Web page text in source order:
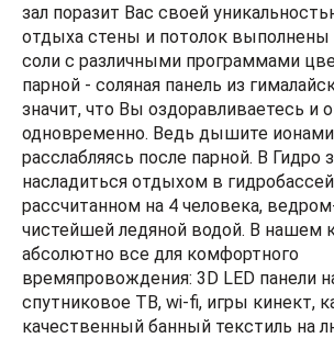
зал поразит Вас своей
отдыха стены и потолок выполнены
соли с различными программами
парной - соляная панель из
значит, что Вы оздоравливаетесь и
одновременно. Ведь дышите ионами
расслабляясь после парной. В
насладиться отдыхом в
рассчитанном на 4 человека,
чистейшей ледяной водой. В нашем
абсолютно все для комфортного
времяпровождения: 3D LED панели
спутниковое ТВ, wi-fi, игры кинект,
качественный банный текстиль на